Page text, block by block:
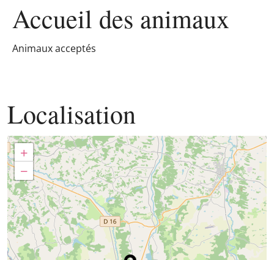
Accueil des animaux
Animaux acceptés
Localisation
+
−